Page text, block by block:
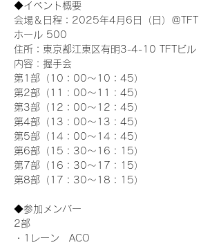
◆イベント概要
会場＆日程：2025年4月6日（日）＠TFT
ホール 500
住所：東京都江東区有明3-4-10 TFTビル
内容：握手会
第1部（10：00～10：45）
第2部（11：00～11：45）
第3部（12：00～12：45）
第4部（13：00～13：45）
第5部（14：00～14：45）
第6部（15：30～16：15）
第7部（16：30～17：15）
第8部（17：30～18：15）
◆参加メンバー
2部
・1レーン　ACO